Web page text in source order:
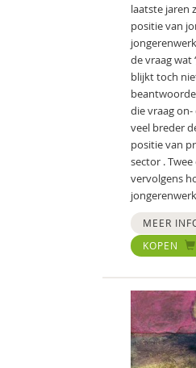
laatste jaren
positie van
de vraag wat
blijkt toch
die vraag
veel breder
positie van
sector .
vervolgens
MEER
KOPEN